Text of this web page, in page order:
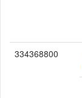
334368800